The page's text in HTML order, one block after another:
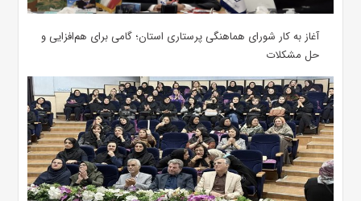
آغاز به کار شورای هماهنگی پرستاری استان؛ گامی برای هم‌افزایی و
حل مشکلات